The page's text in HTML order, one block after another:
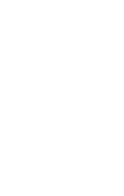
가전이 할 수 있는